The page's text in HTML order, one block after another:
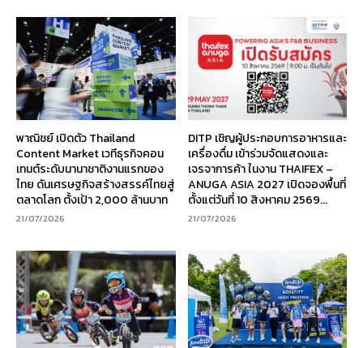
พาณิชย์ เปิดตัว Thailand
Content Market เวทีธุรกิจคอน
เทนต์ระดับนานาชาติงานแรกของ
ไทย ดันเศรษฐกิจสร้างสรรค์ไทยสู่
ตลาดโลก ตั้งเป้า 2,000 ล้านบาท
21/07/2026
DITP เชิญผู้ประกอบการอาหารและ
เครื่องดื่ม เข้าร่วมจัดแสดงและ
เจรจาการค้า ในงาน THAIFEX –
ANUGA ASIA 2027 เปิดจองพื้นที่
ตั้งแต่วันที่ 10 สิงหาคม 2569...
21/07/2026